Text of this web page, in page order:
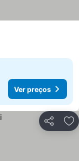
Ver preços
Partilhar